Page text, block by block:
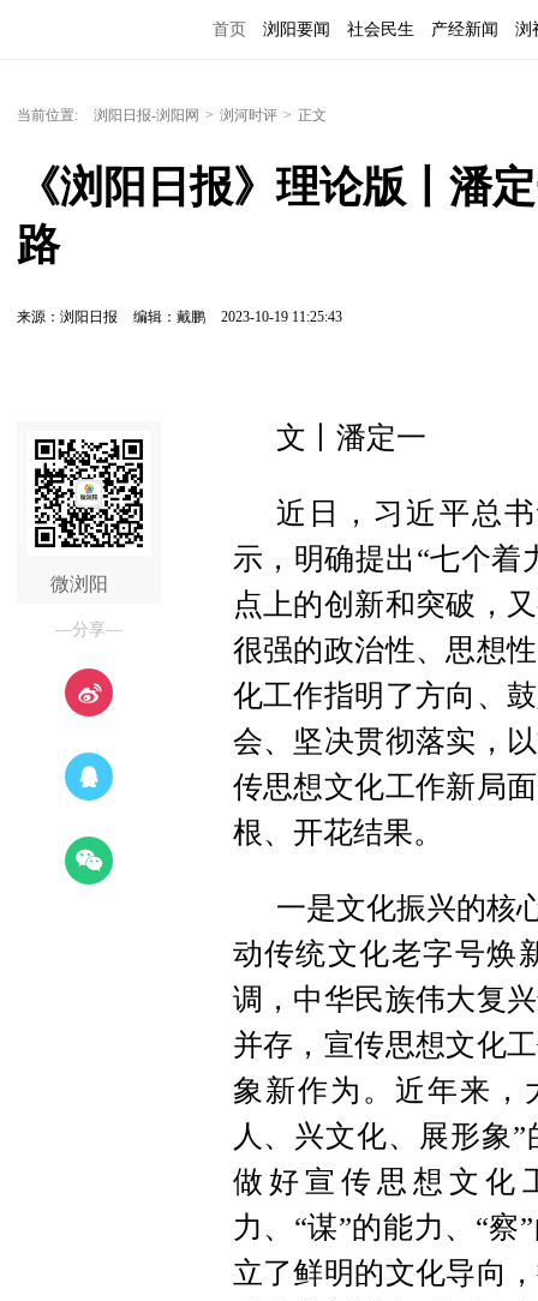
首页 浏阳要闻 社会民生 产经新闻 浏
当前位置: 浏阳日报-浏阳网 > 浏河时评 > 正文
《浏阳日报》理论版丨潘
路
来源：浏阳日报 编辑：戴鹏 2023-10-19 11:25:43
微浏阳
—分享—
文丨潘定一
近日，习近平总
示，明确提出“七个着
点上的创新和突破，
很强的政治性、思想
化工作指明了方向、
会、坚决贯彻落实，
传思想文化工作新局
根、开花结果。
一是文化振兴的核
动传统文化老字号焕
调，中华民族伟大复
并存，宣传思想文化
象新作为。近年来，
人、兴文化、展形象
做好宣传思想文化
力、“谋”的能力、“
立了鲜明的文化导向